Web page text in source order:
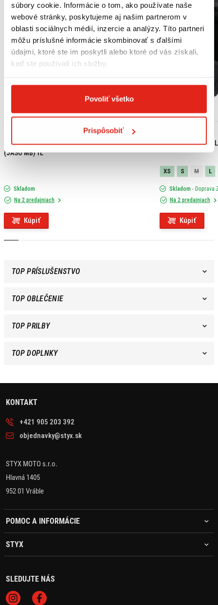
súbory cookie. Informácie o tom, ako používate naše
webové stránky, poskytujeme aj našim partnerom v
oblasti sociálnych médií, inzercie a analýzy. Títo partneri
môžu príslušné informácie skombinovať s ďalšími
údajmi, ktoré ste im poskytli alebo ktoré od vás získali,
keď ste používali ich služby.
Povoliť všetko
Prispôsobiť
HONDA ORIGINAL MOTOROVÝ OLEJ 10W-30 MB
(JASO MB) 1L
Skladom
Na 2 predajniach
Kúpiť
SHIRO ENDURO
XS S M L
Skladom - Doprava
Na 2 predajniach
Kúpiť
TOP PRÍSLUŠENSTVO
TOP OBLEČENIE
TOP PRILBY
TOP DOPLNKY
KONTAKT
+421 905 203 392
objednavky@styx.sk
STYX MOTO s.r.o.
Hlavná 1405
952 01 Vráble
POMOC A INFORMÁCIE
STYX
SLEDUJTE NÁS